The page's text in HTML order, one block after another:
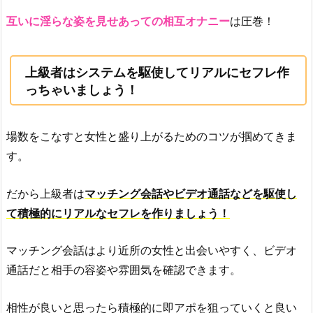
互いに淫らな姿を見せあっての相互オナニーは圧巻！
上級者はシステムを駆使してリアルにセフレ作
っちゃいましょう！
場数をこなすと女性と盛り上がるためのコツが掴めてきま
す。
だから上級者はマッチング会話やビデオ通話などを駆使し
て積極的にリアルなセフレを作りましょう！
マッチング会話はより近所の女性と出会いやすく、ビデオ
通話だと相手の容姿や雰囲気を確認できます。
相性が良いと思ったら積極的に即アポを狙っていくと良い